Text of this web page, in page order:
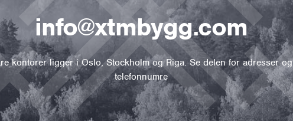
info@xtmbygg.com
kontorer ligger i Oslo, Stockholm og Riga. Se delen for adresser og
telefonnumre